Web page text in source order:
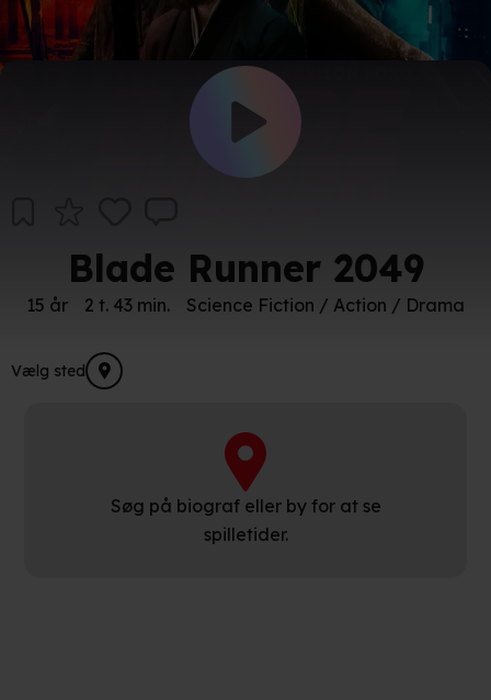
Blade Runner 2049
15 år 2 t. 43 min. Science Fiction / Action / Drama
Vælg sted
Søg på biograf eller by for at se
spilletider.